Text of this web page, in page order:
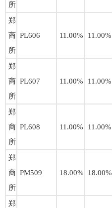
所
郑
商
所
PL606 11.00% 11.00%
郑
商
所
PL607 11.00% 11.00%
郑
商
所
PL608 11.00% 11.00%
郑
商
所
PM509 18.00% 18.00%
郑